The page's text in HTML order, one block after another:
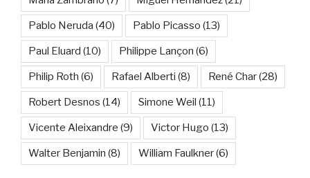
Pablo Neruda (40) Pablo Picasso (13)
Paul Eluard (10) Philippe Lançon (6)
Philip Roth (6) Rafael Alberti (8) René Char(28)
Robert Desnos (14) Simone Weil (11)
Vicente Aleixandre (9) Victor Hugo (13)
Walter Benjamin (8) William Faulkner(6)